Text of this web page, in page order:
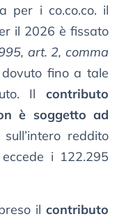
per i co.co.co. il
il 2026 è fissato
art. 2, comma
fino a tale
Il contributo
è soggetto ad
reddito
i 122.295
il contributo